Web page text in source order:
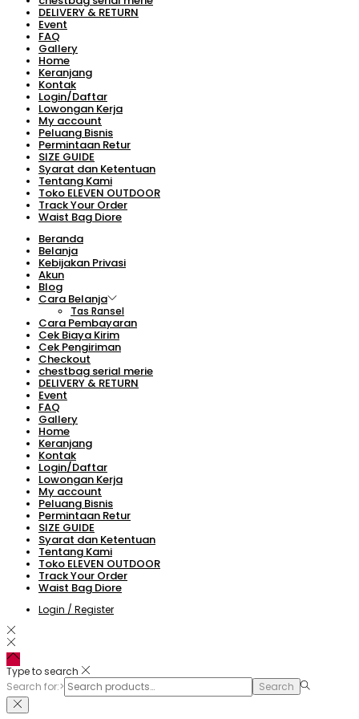
DELIVERY & RETURN
Event
FAQ
Gallery
Home
Keranjang
Kontak
Login/Daftar
Lowongan Kerja
My account
Peluang Bisnis
Permintaan Retur
SIZE GUIDE
Syarat dan Ketentuan
Tentang Kami
Toko ELEVEN OUTDOOR
Track Your Order
Waist Bag Diore
Beranda
Belanja
Kebijakan Privasi
Akun
Blog
Cara Belanja
Tas Ransel
Cara Pembayaran
Cek Biaya Kirim
Cek Pengiriman
Checkout
chestbag serial merie
DELIVERY & RETURN
Event
FAQ
Gallery
Home
Keranjang
Kontak
Login/Daftar
Lowongan Kerja
My account
Peluang Bisnis
Permintaan Retur
SIZE GUIDE
Syarat dan Ketentuan
Tentang Kami
Toko ELEVEN OUTDOOR
Track Your Order
Waist Bag Diore
Login / Register
Type to search
Search for:>
Search